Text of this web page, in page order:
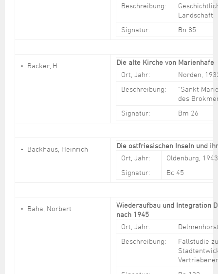
Beschreibung:
Landschaft
Signatur:
Bn 85
Backer, H.
Die alte Kirche von Marienhafe
Ort, Jahr:
Norden,
Beschreibung:
"Sankt
des
Signatur:
Bm 26
Backhaus, Heinrich
Die ostfriesischen Inseln und
Ort, Jahr:
Oldenburg, 1943
Signatur:
Bc 45
Baha, Norbert
Wiederaufbau und Integration
nach 1945
Ort, Jahr:
Beschreibung:
Fallstudie